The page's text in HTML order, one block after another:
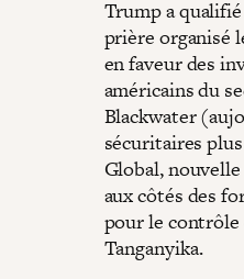
Trump a
prière organisé
en faveur des
américains du
Blackwater
sécuritaires
Global,
aux côtés des
pour le contrôle
Tanganyika.